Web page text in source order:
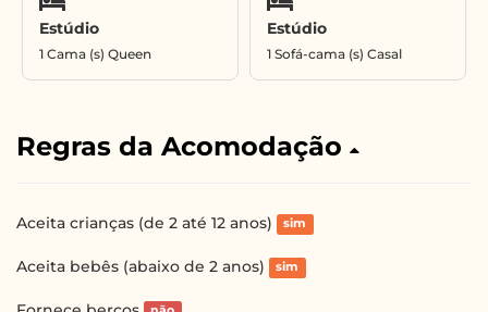
Estúdio
1 Cama (s) Queen
Estúdio
1 Sofá-cama (s) Casal
Regras da Acomodação
Aceita crianças (de 2 até 12 anos) sim
Aceita bebês (abaixo de 2 anos) sim